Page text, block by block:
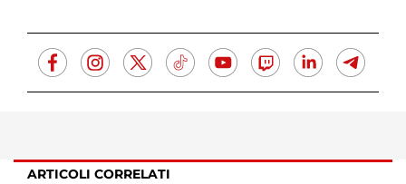
ARTICOLI CORRELATI